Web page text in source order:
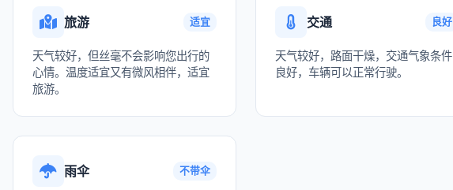
旅游 适宜
天气较好，但丝毫不会影响您出行的
心情。温度适宜又有微风相伴，适宜
旅游。
交通 良好
天气较好，路面干燥，交通气象条件
良好，车辆可以正常行驶。
雨伞 不带伞